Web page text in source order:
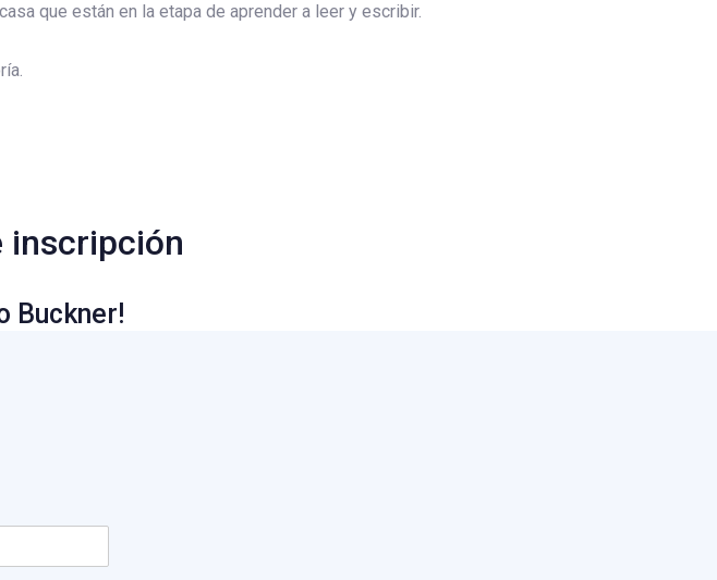
que están en la etapa de aprender a leer y escribir.
inscripción
Buckner!